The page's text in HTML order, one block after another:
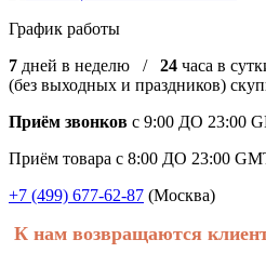
График работы
7 дней в неделю / 24 часа в
(без выходных и праздников)
Приём звонков с 9:00 ДО 23:00
Приём товара с 8:00 ДО 23:00
+7 (499) 677-62-87 (Москва)
К нам возвращаются